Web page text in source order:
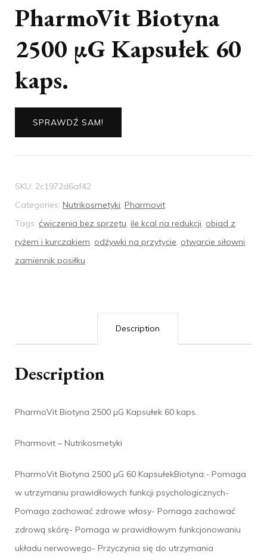
PharmoVit Biotyna
2500 µG Kapsułek 60
kaps.
SPRAWDŹ SAM!
SKU: 2c1972d6af42
Categories: Nutrikosmetyki, Pharmovit
Tags: ćwiczenia bez sprzętu, ile kcal na redukcji, obiad z
ryżem i kurczakiem, odżywki na przytycie, otwarcie siłowni,
zamiennik posiłku
Description
Description
PharmoVit Biotyna 2500 µG Kapsułek 60 kaps.
Pharmovit – Nutrikosmetyki
PharmoVit Biotyna 2500 µG 60 KapsułekBiotyna:- Pomaga
w utrzymaniu prawidłowych funkcji psychologicznych-
Pomaga zachować zdrowe włosy- Pomaga zachować
zdrową skórę- Pomaga w prawidłowym funkcjonowaniu
układu nerwowego- Przyczynia się do utrzymania